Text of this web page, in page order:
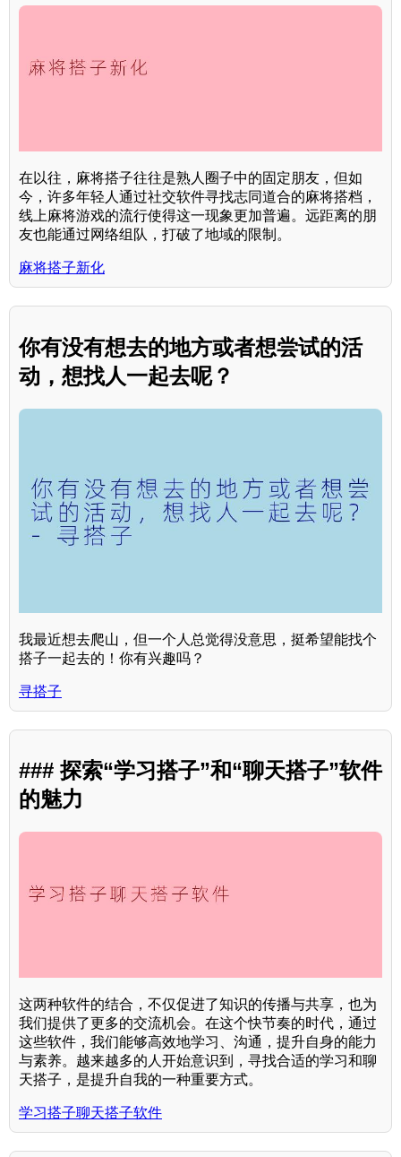
在以往，麻将搭子往往是熟人圈子中的固定朋友，但如
今，许多年轻人通过社交软件寻找志同道合的麻将搭档，
线上麻将游戏的流行使得这一现象更加普遍。远距离的朋
友也能通过网络组队，打破了地域的限制。
麻将搭子新化
你有没有想去的地方或者想尝试的活
动，想找人一起去呢？
我最近想去爬山，但一个人总觉得没意思，挺希望能找个
搭子一起去的！你有兴趣吗？
寻搭子
### 探索“学习搭子”和“聊天搭子”软件
的魅力
这两种软件的结合，不仅促进了知识的传播与共享，也为
我们提供了更多的交流机会。在这个快节奏的时代，通过
这些软件，我们能够高效地学习、沟通，提升自身的能力
与素养。越来越多的人开始意识到，寻找合适的学习和聊
天搭子，是提升自我的一种重要方式。
学习搭子聊天搭子软件